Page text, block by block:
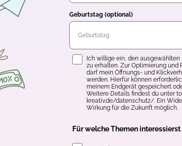
Geburtstag (optional)
Einwilligung
Ich willige ein, den
zu erhalten. Zur Optimierung und
darf mein Öffnungs- und
werden. Hierfür können
meinem Endgerät gespeichert
Weitere Details findest du unter
kreativ.de/datenschutz/. Ein
Wirkung für die Zukunft möglich.
Für welche Themen